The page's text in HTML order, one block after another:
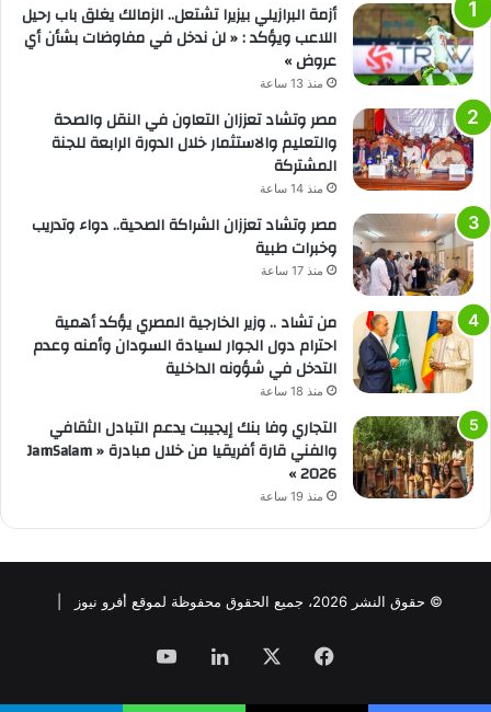
أزمة البرازيلي بيزيرا تشتعل.. الزمالك يغلق باب رحيل
اللاعب ويؤكد : « لن ندخل في مفاوضات بشأن أي
عروض »
منذ 13 ساعة
مصر وتشاد تعززان التعاون في النقل والصحة
والتعليم والاستثمار خلال الدورة الرابعة للجنة
المشتركة
منذ 14 ساعة
مصر وتشاد تعززان الشراكة الصحية.. دواء وتدريب
وخبرات طبية
منذ 17 ساعة
من تشاد .. وزير الخارجية المصري يؤكد أهمية
احترام دول الجوار لسيادة السودان وأمنه وعدم
التدخل في شؤونه الداخلية
منذ 18 ساعة
التجاري وفا بنك إيجيبت يدعم التبادل الثقافي
والفني قارة أفريقيا من خلال مبادرة « JamSalam
2026 »
منذ 19 ساعة
© حقوق النشر 2026، جميع الحقوق محفوظة لموقع أفرو نيوز |
فيسبوك لينكدإن